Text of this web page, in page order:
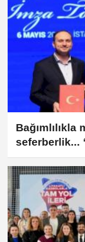
seferberlik...
startı